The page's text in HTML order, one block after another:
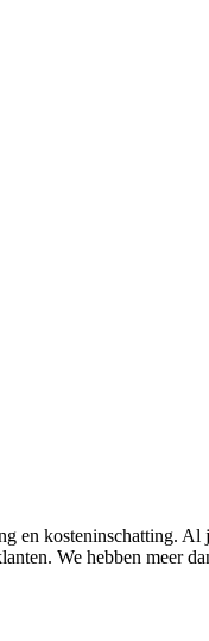
en kosteninschatting.
We hebben meer